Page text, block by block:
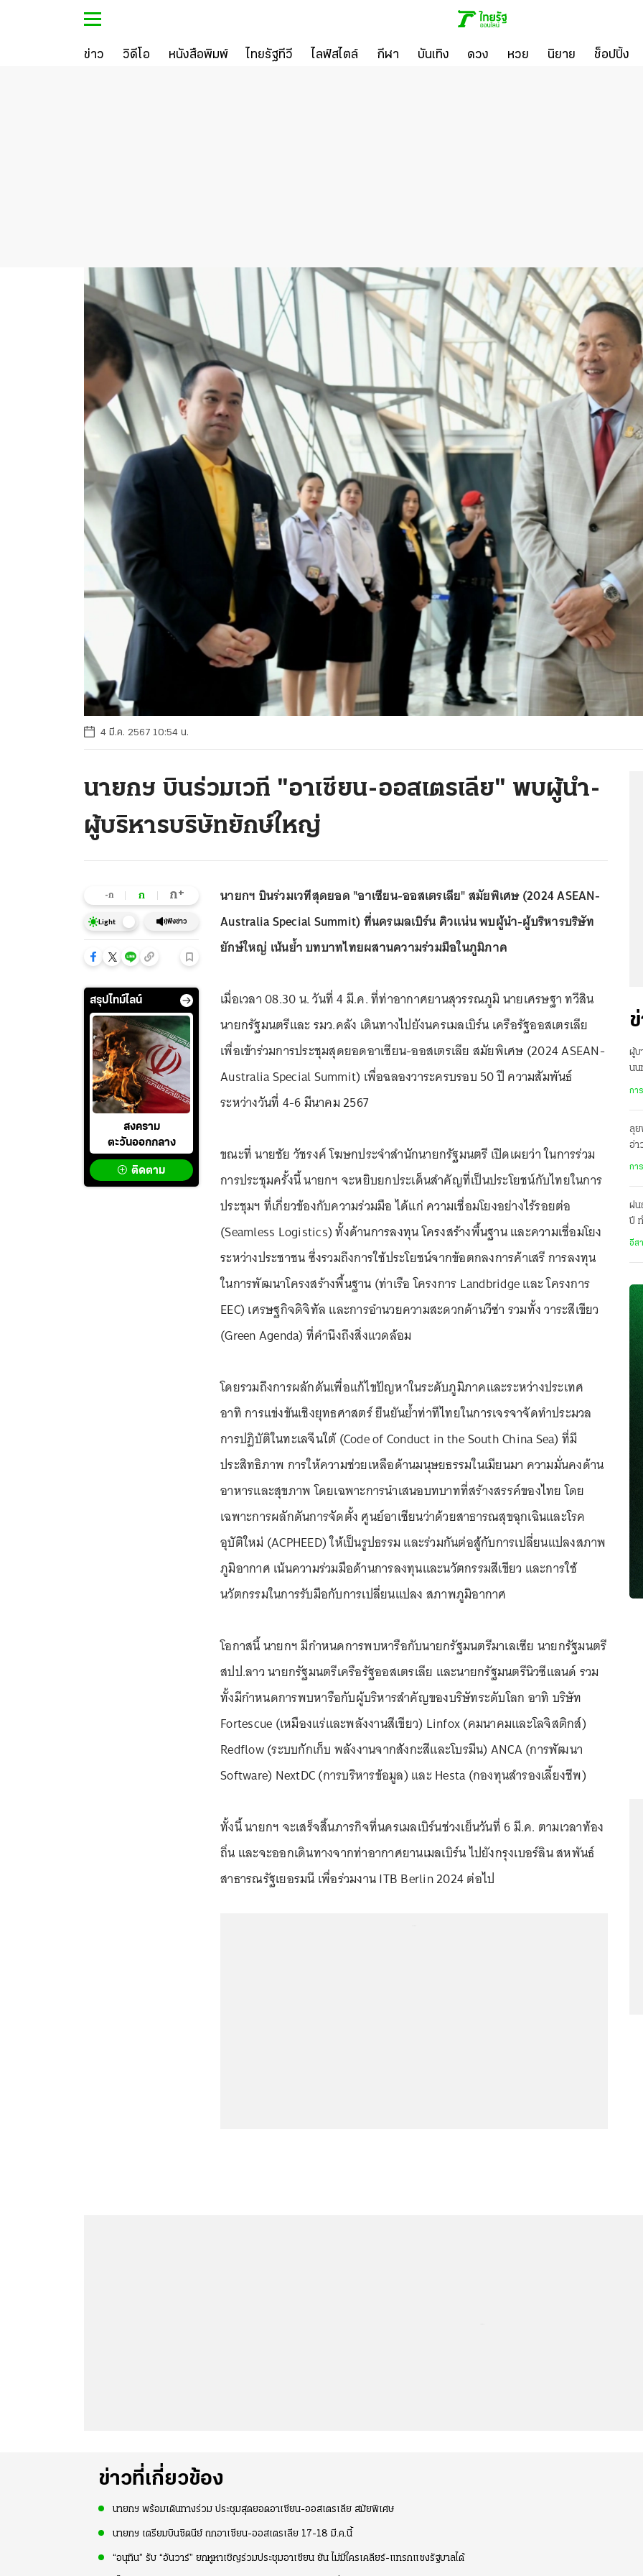
ข่าว วิดีโอ หนังสือพิมพ์ ไทยรัฐทีวี ไลฟ์สไตล์ กีฬา บันเทิง ดวง หวย นิยาย ช็อปปิ้ง
4 มี.ค. 2567 10:54 น.
นายกฯ บินร่วมเวที "อาเซียน-ออสเตรเลีย" พบผู้นำ-
ผู้บริหารบริษัทยักษ์ใหญ่
-ก ก ก+
Light ฟังข่าว
สรุปไทม์ไลน์
สงคราม
ตะวันออกกลาง
ติดตาม
นายกฯ บินร่วมเวทีสุดยอด "อาเซียน-ออสเตรเลีย" สมัยพิเศษ (2024 ASEAN-
Australia Special Summit) ที่นครเมลเบิร์น คิวแน่น พบผู้นำ-ผู้บริหารบริษัท
ยักษ์ใหญ่ เน้นย้ำ บทบาทไทยผสานความร่วมมือในภูมิภาค
เมื่อเวลา 08.30 น. วันที่ 4 มี.ค. ที่ท่าอากาศยานสุวรรณภูมิ นายเศรษฐา ทวีสิน
นายกรัฐมนตรีและ รมว.คลัง เดินทางไปยังนครเมลเบิร์น เครือรัฐออสเตรเลีย
เพื่อเข้าร่วมการประชุมสุดยอดอาเซียน-ออสเตรเลีย สมัยพิเศษ (2024 ASEAN-
Australia Special Summit) เพื่อฉลองวาระครบรอบ 50 ปี ความสัมพันธ์
ระหว่างวันที่ 4-6 มีนาคม 2567
ขณะที่ นายชัย วัชรงค์ โฆษกประจำสำนักนายกรัฐมนตรี เปิดเผยว่า ในการร่วม
การประชุมครั้งนี้ นายกฯ จะหยิบยกประเด็นสำคัญที่เป็นประโยชน์กับไทยในการ
ประชุมฯ ที่เกี่ยวข้องกับความร่วมมือ ได้แก่ ความเชื่อมโยงอย่างไร้รอยต่อ
(Seamless Logistics) ทั้งด้านการลงทุน โครงสร้างพื้นฐาน และความเชื่อมโยง
ระหว่างประชาชน ซึ่งรวมถึงการใช้ประโยชน์จากข้อตกลงการค้าเสรี การลงทุน
ในการพัฒนาโครงสร้างพื้นฐาน (ท่าเรือ โครงการ Landbridge และ โครงการ
EEC) เศรษฐกิจดิจิทัล และการอำนวยความสะดวกด้านวีซ่า รวมทั้ง วาระสีเขียว
(Green Agenda) ที่คำนึงถึงสิ่งแวดล้อม
โดยรวมถึงการผลักดันเพื่อแก้ไขปัญหาในระดับภูมิภาคและระหว่างประเทศ
อาทิ การแข่งขันเชิงยุทธศาสตร์ ยืนยันย้ำท่าทีไทยในการเจรจาจัดทำประมวล
การปฏิบัติในทะเลจีนใต้ (Code of Conduct in the South China Sea) ที่มี
ประสิทธิภาพ การให้ความช่วยเหลือด้านมนุษยธรรมในเมียนมา ความมั่นคงด้าน
อาหารและสุขภาพ โดยเฉพาะการนำเสนอบทบาทที่สร้างสรรค์ของไทย โดย
เฉพาะการผลักดันการจัดตั้ง ศูนย์อาเซียนว่าด้วยสาธารณสุขฉุกเฉินและโรค
อุบัติใหม่ (ACPHEED) ให้เป็นรูปธรรม และร่วมกันต่อสู้กับการเปลี่ยนแปลงสภาพ
ภูมิอากาศ เน้นความร่วมมือด้านการลงทุนและนวัตกรรมสีเขียว และการใช้
นวัตกรรมในการรับมือกับการเปลี่ยนแปลง สภาพภูมิอากาศ
โอกาสนี้ นายกฯ มีกำหนดการพบหารือกับนายกรัฐมนตรีมาเลเซีย นายกรัฐมนตรี
สปป.ลาว นายกรัฐมนตรีเครือรัฐออสเตรเลีย และนายกรัฐมนตรีนิวซีแลนด์ รวม
ทั้งมีกำหนดการพบหารือกับผู้บริหารสำคัญของบริษัทระดับโลก อาทิ บริษัท
Fortescue (เหมืองแร่และพลังงานสีเขียว) Linfox (คมนาคมและโลจิสติกส์)
Redflow (ระบบกักเก็บ พลังงานจากสังกะสีและโบรมีน) ANCA (การพัฒนา
Software) NextDC (การบริหารข้อมูล) และ Hesta (กองทุนสำรองเลี้ยงชีพ)
ทั้งนี้ นายกฯ จะเสร็จสิ้นภารกิจที่นครเมลเบิร์นช่วงเย็นวันที่ 6 มี.ค. ตามเวลาท้อง
ถิ่น และจะออกเดินทางจากท่าอากาศยานเมลเบิร์น ไปยังกรุงเบอร์ลิน สหพันธ์
สาธารณรัฐเยอรมนี เพื่อร่วมงาน ITB Berlin 2024 ต่อไป
ผู้บ
นน
กา
ลุ
อ่า
กา
ฝน
ปี
เมื
อีส
ข่าวที่เกี่ยวข้อง
นายกฯ พร้อมเดินทางร่วม ประชุมสุดยอดอาเซียน-ออสเตรเลีย สมัยพิเศษ
นายกฯ เตรียมบินซิดนีย์ ถกอาเซียน-ออสเตรเลีย 17-18 มี.ค.นี้
“อนุทิน” รับ “อันวาร์” ยกหูหาเชิญร่วมประชุมอาเซียน ยัน ไม่มีใครเคลียร์-แทรกแซงรัฐบาลได้